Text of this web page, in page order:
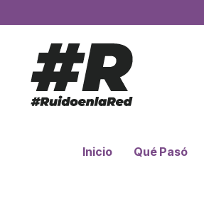
Inicio Qué Pasó